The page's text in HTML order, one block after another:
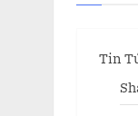
Tin